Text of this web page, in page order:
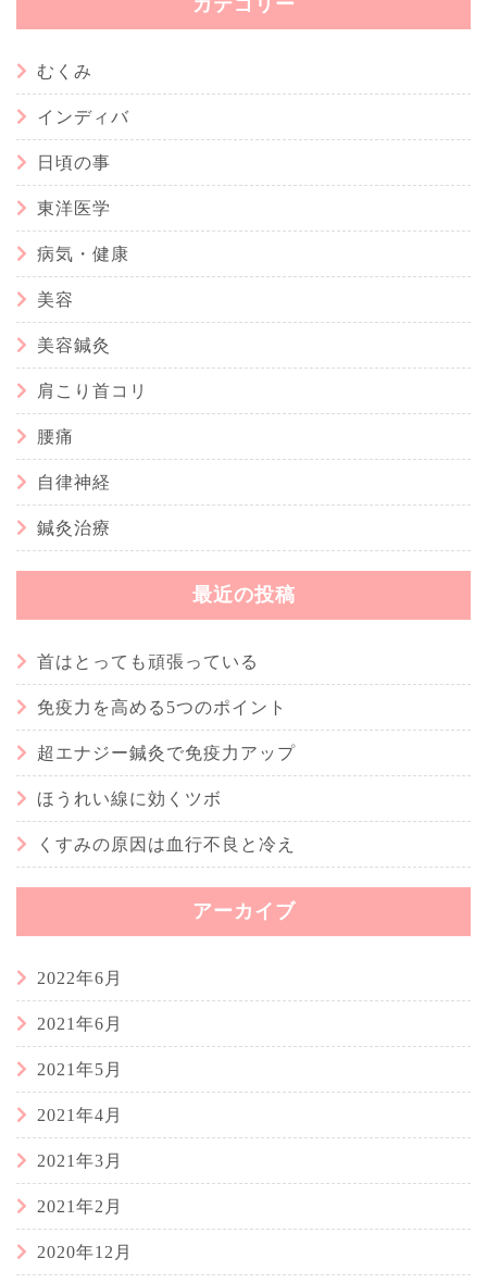
カテゴリー
むくみ
インディバ
日頃の事
東洋医学
病気・健康
美容
美容鍼灸
肩こり首コリ
腰痛
自律神経
鍼灸治療
最近の投稿
首はとっても頑張っている
免疫力を高める5つのポイント
超エナジー鍼灸で免疫力アップ
ほうれい線に効くツボ
くすみの原因は血行不良と冷え
アーカイブ
2022年6月
2021年6月
2021年5月
2021年4月
2021年3月
2021年2月
2020年12月